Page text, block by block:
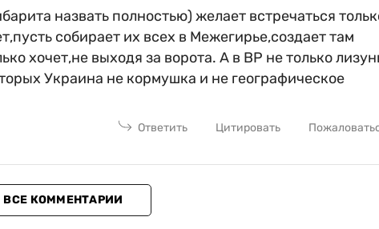
назвать полностью) желает встречаться
собирает их всех в Межегирье,создает там
хочет,не выходя за ворота. А в ВР не только
Украина не кормушка и не географическое
Ответить Цитировать
ВСЕ КОММЕНТАРИИ